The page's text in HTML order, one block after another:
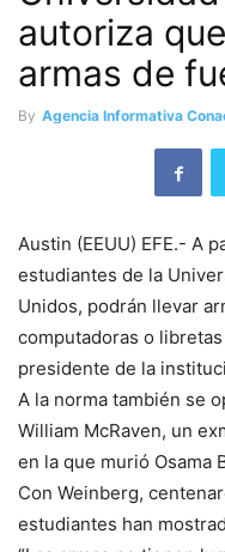
autoriza
armas de
By Agencia Informativa
Austin (EEUU) EFE.- A
estudiantes de la
Unidos, podrán llevar
computadoras o
presidente de la
A la norma también se
William McRaven, un
en la que murió Osama
Con Weinberg,
estudiantes han